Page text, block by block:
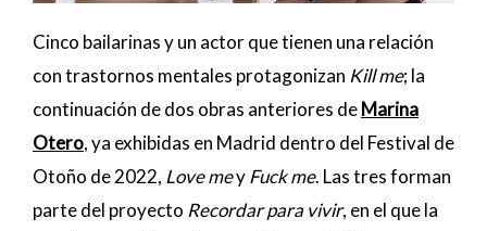
Cinco bailarinas y un actor que tienen una relación
con trastornos mentales protagonizan Kill me; la
continuación de dos obras anteriores deMarina
Otero, ya exhibidas en Madrid dentro del Festival de
Otoño de 2022, Love meyFuck me. Las tres forman
parte del proyecto Recordar para vivir, en el que la